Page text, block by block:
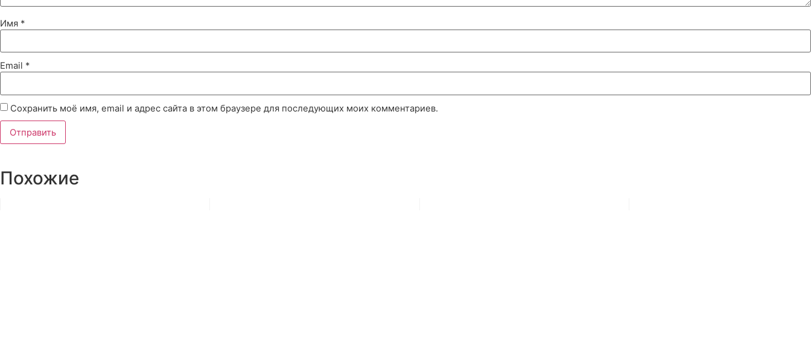
Имя *
Email *
Сохранить моё имя, email и адрес сайта в этом браузере для последующих моих комментариев.
Похожие